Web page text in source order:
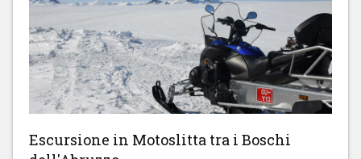
Escursione in Motoslitta tra i Boschi